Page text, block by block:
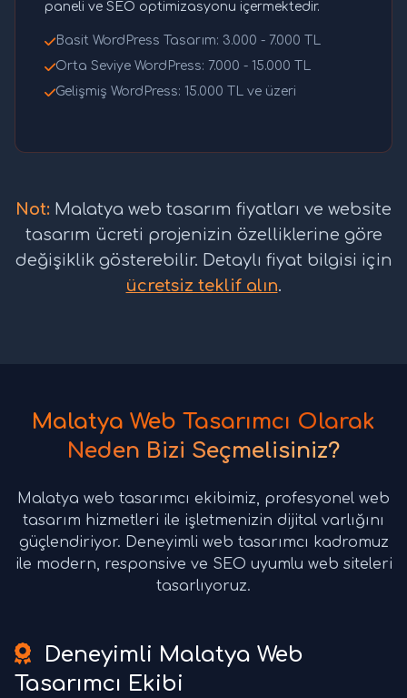
paneli ve SEO optimizasyonu içermektedir.
Basit WordPress Tasarım: 3.000 - 7.000 TL
Orta Seviye WordPress: 7.000 - 15.000 TL
Gelişmiş WordPress: 15.000 TL ve üzeri
Not: Malatya web tasarım fiyatları ve website
tasarım ücreti projenizin özelliklerine göre
değişiklik gösterebilir. Detaylı fiyat bilgisi için
ücretsiz teklif alın.
Malatya Web Tasarımcı Olarak
Neden Bizi Seçmelisiniz?
Malatya web tasarımcı ekibimiz, profesyonel web
tasarım hizmetleri ile işletmenizin dijital varlığını
güçlendiriyor. Deneyimli web tasarımcı kadromuz
ile modern, responsive ve SEO uyumlu web siteleri
tasarlıyoruz.
Deneyimli Malatya Web
Tasarımcı Ekibi